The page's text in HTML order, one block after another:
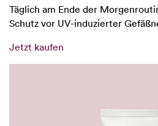
Täglich am Ende der
Schutz vor UV-induzierter
Jetzt kaufen